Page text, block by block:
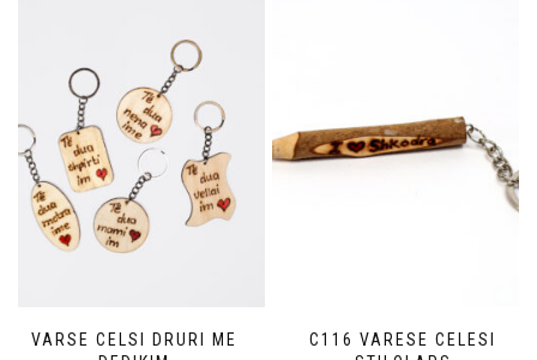
VARSE CELSI DRURI ME
C116 VARESE CELESI